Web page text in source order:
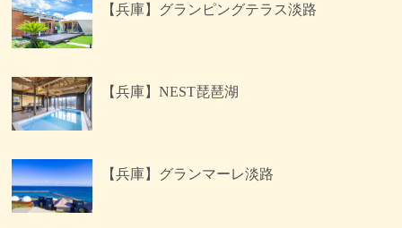
【兵庫】グランピングテラス淡路
【兵庫】NEST琵琶湖
【兵庫】グランマーレ淡路